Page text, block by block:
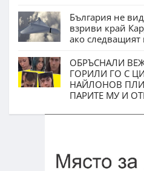
България не
взриви край
ако следващият
ОБРЪСНАЛИ
ГОРИЛИ ГО С
НАЙЛОНОВ
ПАРИТЕ МУ И